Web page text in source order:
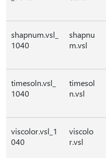
shapnum.vsl_
1040
shapnu
m.vsl
timesoln.vsl_
1040
timesol
n.vsl
viscolor.vsl_1
040
viscolo
r.vsl